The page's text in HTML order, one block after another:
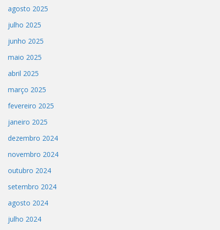
agosto 2025
julho 2025
junho 2025
maio 2025
abril 2025
março 2025
fevereiro 2025
janeiro 2025
dezembro 2024
novembro 2024
outubro 2024
setembro 2024
agosto 2024
julho 2024